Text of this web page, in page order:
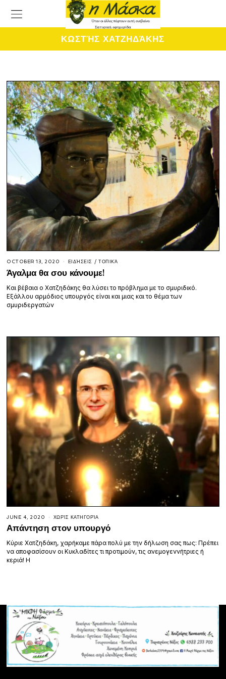
ΚΩΣΤΉΣ ΧΑΤΖΗΔΆΚΗΣ
OCTOBER 13, 2020 ΕΙΔΉΣΕΙΣ / ΤΟΠΙΚΆ
Άγαλμα θα σου κάνουμε!
Και βέβαια ο Χατζηδάκης θα λύσει το πρόβλημα με το σμυριδικό.
Εξάλλου αρμόδιος υπουργός είναι και μιας και το θέμα των
σμυριδεργατών
JUNE 4, 2020 ΧΩΡΊΣ ΚΑΤΗΓΟΡΊΑ
Απάντηση στον υπουργό
Κύριε Χατζηδάκη, χαρήκαμε πάρα πολύ με την δήλωση σας πως: Πρέπει
να αποφασίσουν οι Κυκλαδίτες τι προτιμούν, τις ανεμογεννήτριες ή
κεριά! Η